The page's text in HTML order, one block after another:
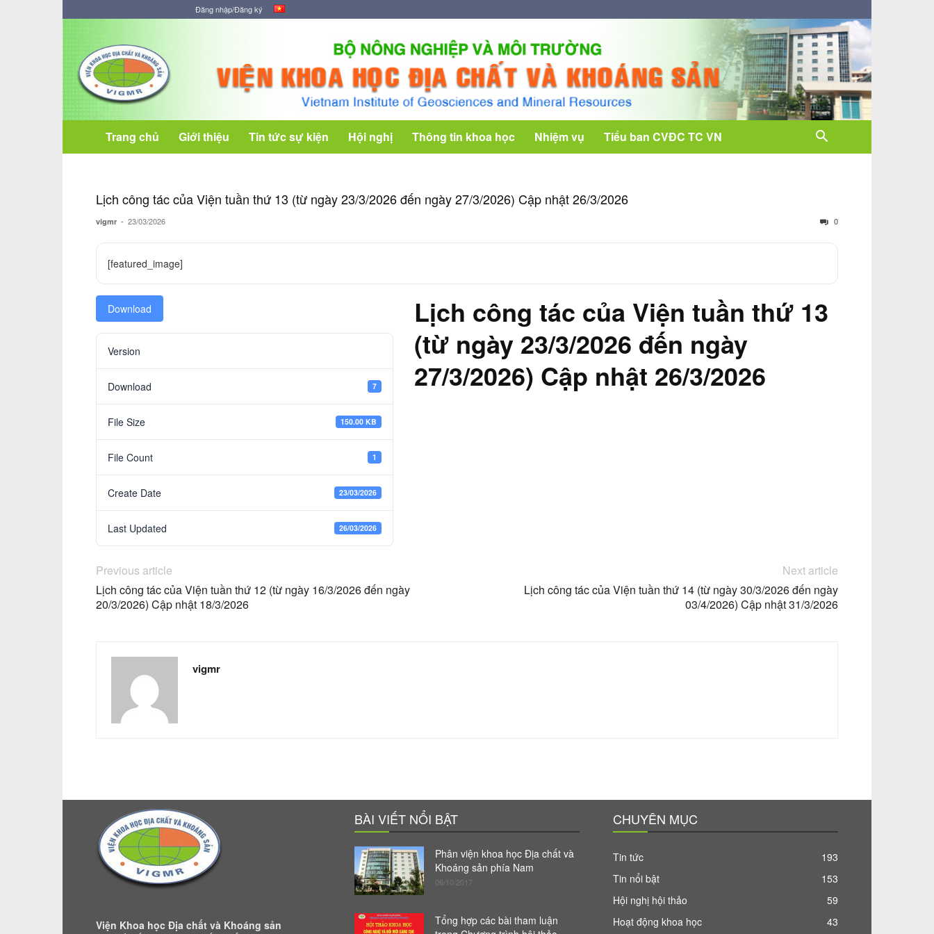
Đăng nhập/Đăng ký
Viện
Khoa
học
Địa
chất
và
Khoáng
sản
Trang chủ Giới thiệu Tin tức sự kiện Hội nghị Thông tin khoa học Nhiệm vụ Tiểu ban CVĐC TC VN
Lịch công tác của Viện tuần thứ 13 (từ ngày 23/3/2026 đến ngày 27/3/2026) Cập nhật 26/3/2026
vigmr - 23/03/2026 0
[featured_image]
Download
Version
Download 7
File Size 150.00 KB
File Count 1
Create Date 23/03/2026
Last Updated 26/03/2026
Lịch công tác của Viện tuần thứ 13
(từ ngày 23/3/2026 đến ngày
27/3/2026) Cập nhật 26/3/2026
Previous article
Lịch công tác của Viện tuần thứ 12 (từ ngày 16/3/2026 đến ngày
20/3/2026) Cập nhật 18/3/2026
Next article
Lịch công tác của Viện tuần thứ 14 (từ ngày 30/3/2026 đến ngày
03/4/2026) Cập nhật 31/3/2026
vigmr
Viện Khoa học Địa chất và Khoáng sản
BÀI VIẾT NỔI BẬT
Phân viện khoa học Địa chất và
Khoáng sản phía Nam
06/10/2017
Tổng hợp các bài tham luận
CHUYÊN MỤC
Tin tức
193
Tin nổi bật
153
Hội nghị hội thảo
59
Hoạt động khoa học
43